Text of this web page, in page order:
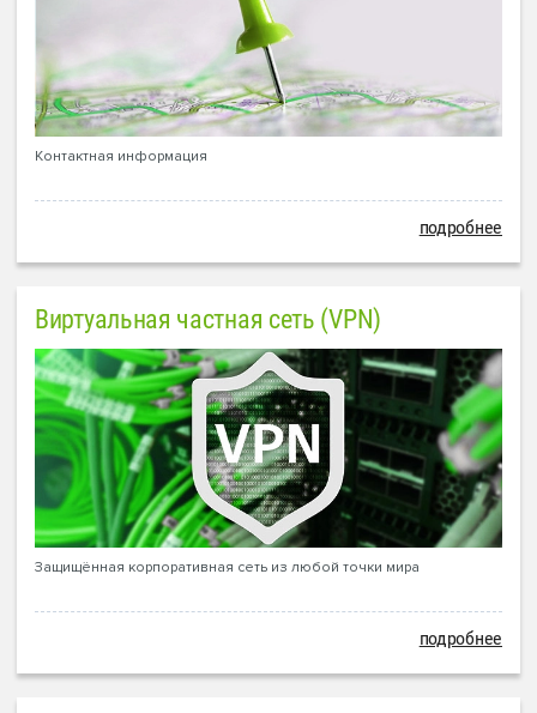
Контактная информация
подробнее
Виртуальная частная сеть (VPN)
Защищённая корпоративная сеть из любой точки мира
подробнее